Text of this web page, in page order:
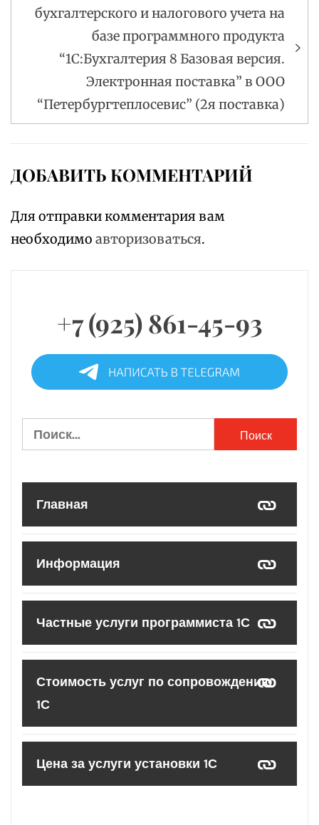
бухгалтерского и налогового учета на
базе программного продукта
“1С:Бухгалтерия 8 Базовая версия.
Электронная поставка” в ООО
“Петербургтеплосевис” (2я поставка)
ДОБАВИТЬ КОММЕНТАРИЙ
Для отправки комментария вам
необходимо авторизоваться.
+7 (925) 861-45-93
Найти:
Главная
Информация
Частные услуги программиста 1С
Стоимость услуг по сопровождению
1С
Цена за услуги установки 1С